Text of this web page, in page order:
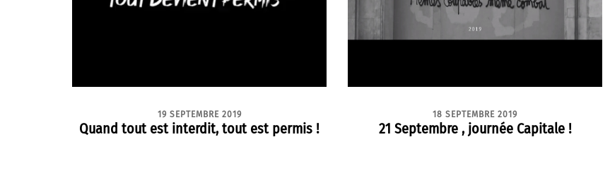
19 SEPTEMBRE 2019
Quand tout est interdit, tout est permis !
18 SEPTEMBRE 2019
21 Septembre , journée Capitale !